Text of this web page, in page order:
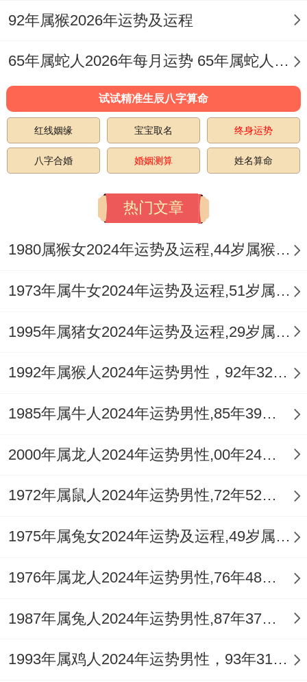
木旺生火，想法虽多，却容易脱离实际，或
取不同声音反而能避免陷阱，到了二月丁火
透出，卯木桃花暗藏，人际关系变得活跃，
应酬增多，但其中也混杂着酒肉朋友或别有
用心的合作邀约。
对于出生在1976年2月的龙。此二月与其出
生月柱感应强烈，尤其需要警惕财务上的往
来，切勿为他人作保或进行高风险投机，这
期间，事业上可能出现看似美好的开端，但
根基不稳，宜采取观察与筹备步骤，而非全
若感到心神不宁、决策困难。可佩戴专属的
【祥安阁猴运生辉 吊坠】，借助「申猴」同
慧，化解人际中的竞争与消耗。
三月至六月运势：盛夏炽热，去芜存菁守财
月）、四月（己巳月）、五月（庚午月）及
时间是全年能量最高涨，也是考验最为集中
的阶段，事业上重大项目可能步入关键期，
提携的也最易出现小人从中作梗，务必注意
92年属猴2026年运势及运程
65年属蛇人2026年每月运势 65年属蛇人2026下半年每月运势
试试精准生辰八字算命
红线姻缘 宝宝取名 终身运势
八字合婚 婚姻测算 姓名算命
热门文章
1980属猴女2024年运势及运程,44岁属猴人2024全年每月运势女性如何
1973年属牛女2024年运势及运程,51岁属牛人2024全年每月运势女性如何
1995年属猪女2024年运势及运程,29岁属猪人2024全年每月运势女性如何
1992年属猴人2024年运势男性，92年32岁属猴男2024年每月运程怎么样
1985年属牛人2024年运势男性,85年39岁属牛男2024年每月运程怎么样
2000年属龙人2024年运势男性,00年24岁属龙男2024年每月运程怎么样
1972年属鼠人2024年运势男性,72年52岁属鼠男2024年每月运程怎么样
1975年属兔女2024年运势及运程,49岁属兔人2024全年每月运势女性如何
1976年属龙人2024年运势男性,76年48岁属龙男2024年每月运程怎么样
1987年属兔人2024年运势男性,87年37岁属兔男2024年每月运程怎么样
1993年属鸡人2024年运势男性，93年31岁属鸡男2024年每月运程怎么样